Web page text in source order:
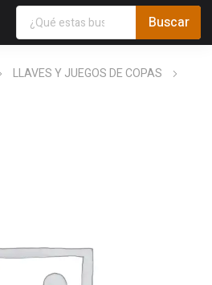
LLAVES Y JUEGOS DE COPAS